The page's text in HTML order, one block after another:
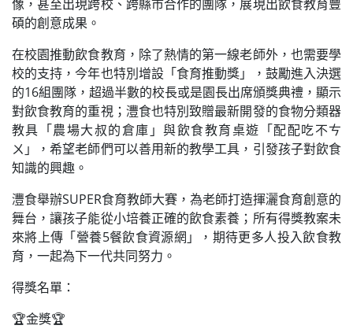
像，甚至出現跨校、跨縣市合作的團隊，展現出飲食教育豐
碩的創意成果。
在校園推動飲食教育，除了熱情的第一線老師外，也需要學
校的支持，今年也特別增設「食育推動獎」，鼓勵進入決選
的16組團隊，超過半數的校長或是園長出席頒獎典禮，顯示
對飲食教育的重視；灃食也特別致贈最新開發的食物分類器
教具「農場大叔的倉庫」與飲食教育桌遊「配配吃不ㄘ
ㄨ」，希望老師們可以善用新的教學工具，引發孩子對飲食
知識的興趣。
灃食舉辦SUPER食育教師大賽，為老師打造揮灑食育創意的
舞台，讓孩子能從小培養正確的飲食素養；所有得獎教案未
來將上傳「營養5餐飲食資源網」，期待更多人投入飲食教
育，一起為下一代共同努力。
得獎名單：
🏆金獎🏆